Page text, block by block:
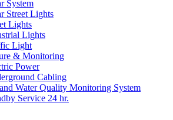
System
Street Lights
Lights
Lights
Light
& Monitoring
Power
Cabling
Water Quality Monitoring System
Service 24 hr.